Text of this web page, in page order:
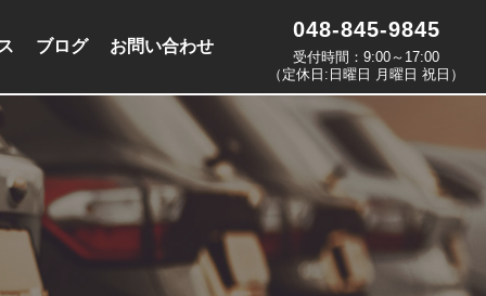
ブログ お問い合わせ
048-845-9845
受付時間：9:00～17:00
（定休日:日曜日 月曜日 祝日）